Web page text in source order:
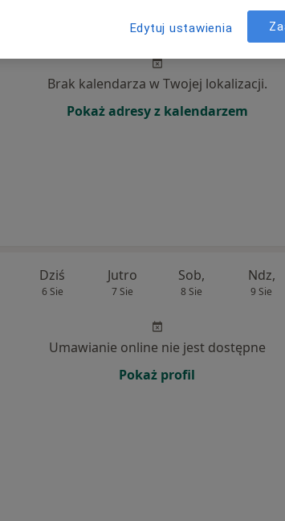
7 Sie 8 Sie
Ndz,
9 Sie
Brak kalendarza w Twojej lokalizacji.
Pokaż adresy z kalendarzem
Dziś
6 Sie
Jutro
7 Sie
Sob,
8 Sie
Ndz,
9 Sie
Umawianie online nie jest dostępne
Pokaż profil
Edytuj ustawienia